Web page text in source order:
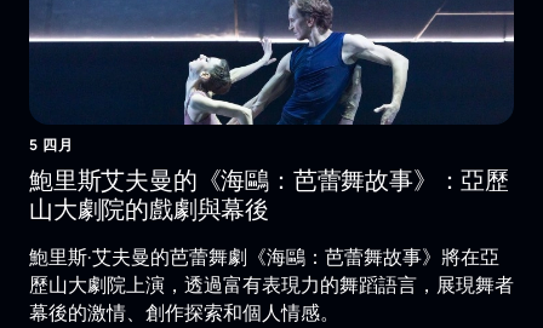
5 四月
鮑里斯艾夫曼的《海鷗：芭蕾舞故事》：亞歷
山大劇院的戲劇與幕後
鮑里斯·艾夫曼的芭蕾舞劇《海鷗：芭蕾舞故事》將在亞
歷山大劇院上演，透過富有表現力的舞蹈語言，展現舞者
幕後的激情、創作探索和個人情感。